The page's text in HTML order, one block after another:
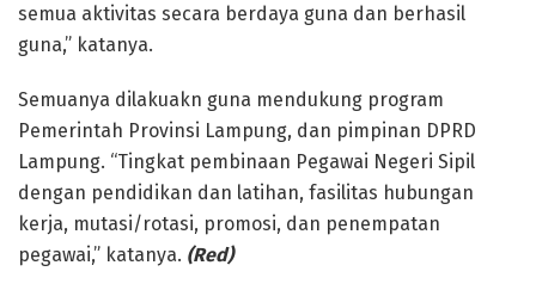
semua aktivitas secara berdaya guna dan berhasil
guna,” katanya.
Semuanya dilakuakn guna mendukung program
Pemerintah Provinsi Lampung, dan pimpinan DPRD
Lampung. “Tingkat pembinaan Pegawai Negeri Sipil
dengan pendidikan dan latihan, fasilitas hubungan
kerja, mutasi/rotasi, promosi, dan penempatan
pegawai,” katanya. (Red)